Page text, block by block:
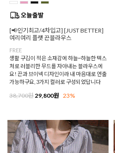
[📢인기최고/4차입고] [JUST BETTER]
여리여리 플랫 끈블라우스
FREE
생활 구김이 적은 소재감에 하늘~하늘한 텍스
처로 러블리한 무드를 자아내는 블라우스에
요! 끈과 브이넥 디자인이라 내 마음대로 연출
가능하구요, 3가지 컬러로 구성되었답니다
38,700원29,800원 23%